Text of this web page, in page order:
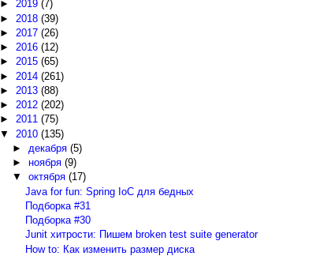
►2019(7)
► 2018(39)
► 2017(26)
►2016(12)
►2015(65)
► 2014(261)
► 2013(88)
►2012(202)
►2011(75)
▼ 2010(135)
► декабря (5)
► ноября (9)
▼ октября (17)
Java for fun: Spring IoC для бедных
Подборка #31
Подборка #30
Junit хитрости: Пишем broken test suite generator
How to: Как изменить размер диска